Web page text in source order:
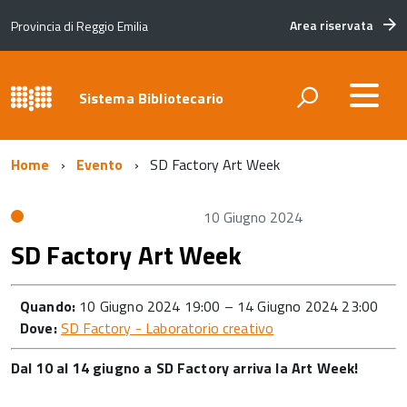
Provincia di Reggio Emilia Area riservata
Sistema Bibliotecario
Home Evento SD Factory Art Week
10 Giugno 2024
SD Factory Art Week
Quando: 10 Giugno 2024 19:00 – 14 Giugno 2024 23:00
Dove:SD Factory - Laboratorio creativo
Dal 10 al 14 giugno a SD Factory arriva la Art Week!